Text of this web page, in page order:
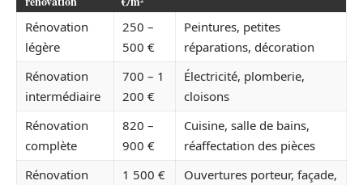
Rénovation
légère
250 –
500 €
Peintures, petites
réparations, décoration
Rénovation
intermédiaire
700 – 1
200 €
Électricité, plomberie,
cloisons
Rénovation
complète
820 –
900 €
Cuisine, salle de bains,
réaffectation des pièces
Rénovation
1 500 €
Ouvertures porteur, façade,